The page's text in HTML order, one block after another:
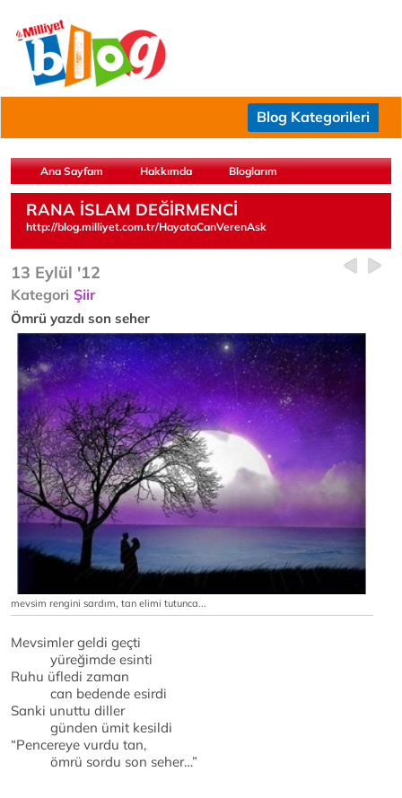
Blog Kategorileri
Ana Sayfam Hakkımda Bloglarım
RANA İSLAM DEĞİRMENCİ
http://blog.milliyet.com.tr/HayataCanVerenAsk
13 Eylül '12
Kategori Şiir
Ömrü yazdı son seher
mevsim rengini sardım, tan elimi tutunca...
Mevsimler geldi geçti
yüreğimde esinti
Ruhu üfledi zaman
can bedende esirdi
Sanki unuttu diller
günden ümit kesildi
“Pencereye vurdu tan,
ömrü sordu son seher…”